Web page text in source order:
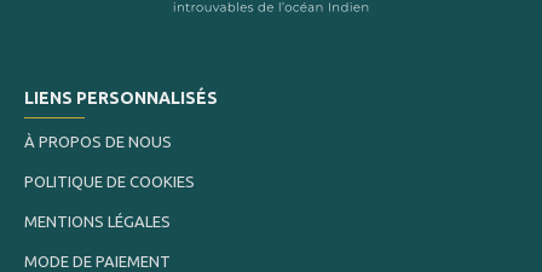
LIENS PERSONNALISÉS
À PROPOS DE NOUS
POLITIQUE DE COOKIES
MENTIONS LÉGALES
MODE DE PAIEMENT